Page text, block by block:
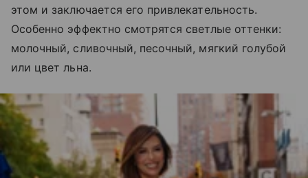
этом и заключается его привлекательность.
Особенно эффектно смотрятся светлые оттенки:
молочный, сливочный, песочный, мягкий голубой
или цвет льна.